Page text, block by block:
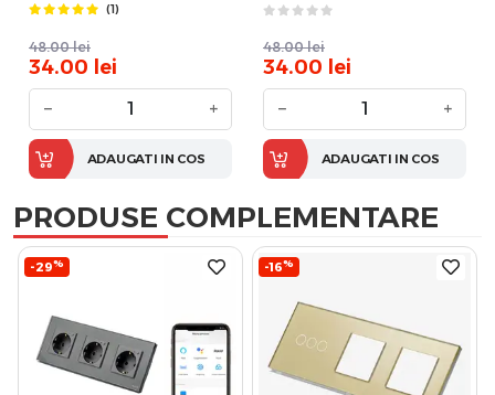
(1)
48.00 lei
34.00 lei
− +
ADAUGATI IN COS
48.00 lei
34.00 lei
− +
ADAUGATI IN COS
PRODUSE COMPLEMENTARE
-29% -16%